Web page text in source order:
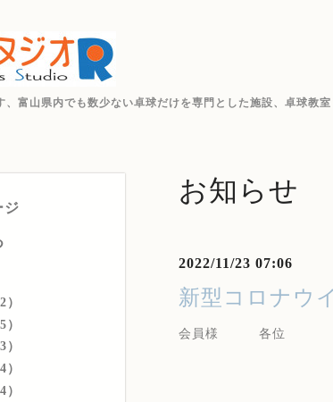
、富山県内でも数少ない卓球だけを専門とした施設、卓球教
ジ
お知らせ
2022/11/23 07:06
新型コロナウ
会員様 各位